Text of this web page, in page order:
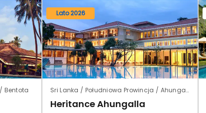
Bentota
Lato 2026
Sri Lanka / Południowa Prowincja / Ahungalla
Heritance Ahungalla